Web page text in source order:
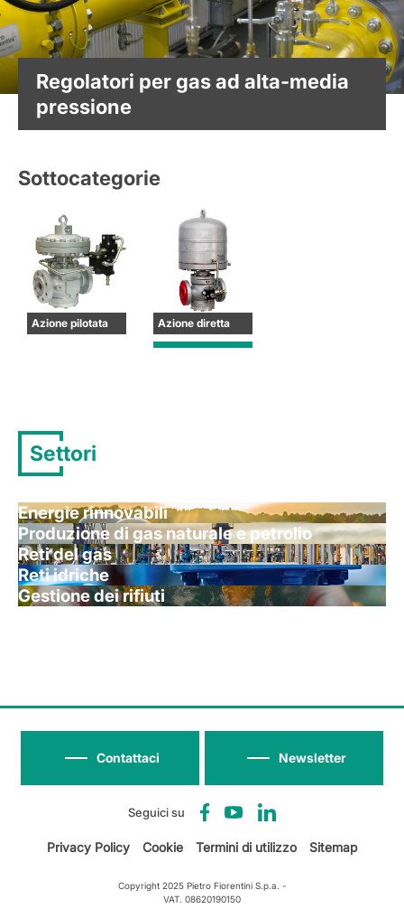
Regolatori per gas ad alta-media
pressione
Sottocategorie
Azione pilotata Azione diretta
Settori
Energie rinnovabili
Produzione di gas naturale e petrolio
Reti del gas
Reti idriche
Gestione dei rifiuti
Seguici su
Newsletter
Contattaci
Privacy Policy Cookie Termini di utilizzo Sitemap
Copyright 2025 Pietro Fiorentini S.p.a. -
VAT. 08620190150